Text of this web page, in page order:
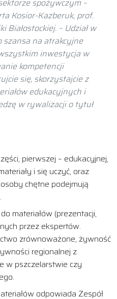
spożywczym –
Kosior-Kazberuk, prof.
Białostockiej. – Udział w
na atrakcyjne
inwestycja w
kompetencji
się, skorzystajcie z
edukacyjnych i
w rywalizacji o tytuł
pierwszej – edukacyjnej,
i się uczyć, oraz
chętne podejmują
materiałów (prezentacji,
przez ekspertów.
zrównoważone, żywność
regionalnej z
w pszczelarstwie czy
odpowiada Zespół